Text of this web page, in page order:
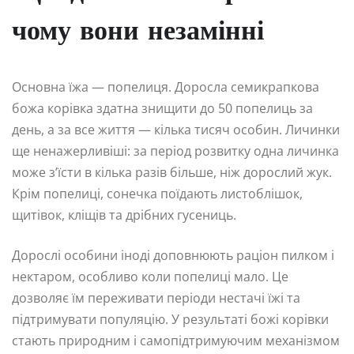
чому вони незамінні
Основна їжа — попелиця. Доросла семикрапкова
божа корівка здатна знищити до 50 попелиць за
день, а за все життя — кілька тисяч особин. Личинки
ще ненажерливіші: за період розвитку одна личинка
може з’їсти в кілька разів більше, ніж дорослий жук.
Крім попелиці, сонечка поїдають листоблішок,
щитівок, кліщів та дрібних гусениць.
Дорослі особини іноді доповнюють раціон пилком і
нектаром, особливо коли попелиці мало. Це
дозволяє їм переживати періоди нестачі їжі та
підтримувати популяцію. У результаті божі корівки
стають природним і самопідтримуючим механізмом